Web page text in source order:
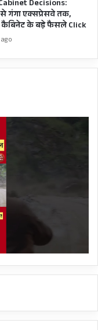
में प्रशासन एवं
बचाव कार्यों के
स्थानीय
से निपटने को लेकर
प्रभावित क्षेत्रों के
हालात का जायजा
सेना से भी संपर्क
पड़ी तो सेना से भी
भी आपदा प्रभावित
Decisions:
से गंगा एक्सप्रेसवे तक,
कैबिनेट के बड़े फैसले Click